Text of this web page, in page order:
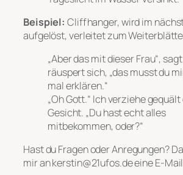
Beispiel: Cliffhanger, wird im
aufgelöst, verleitet zum
„Aber das mit dieser Frau“,
räuspert sich, „das musst du
mal erklären.“
„Oh Gott.“ Ich verziehe gequält
Gesicht. „Du hast echt alles
mitbekommen, oder?“
Hast du Fragen oder Anregungen?
mir an kerstin@21ufos.de eine E-